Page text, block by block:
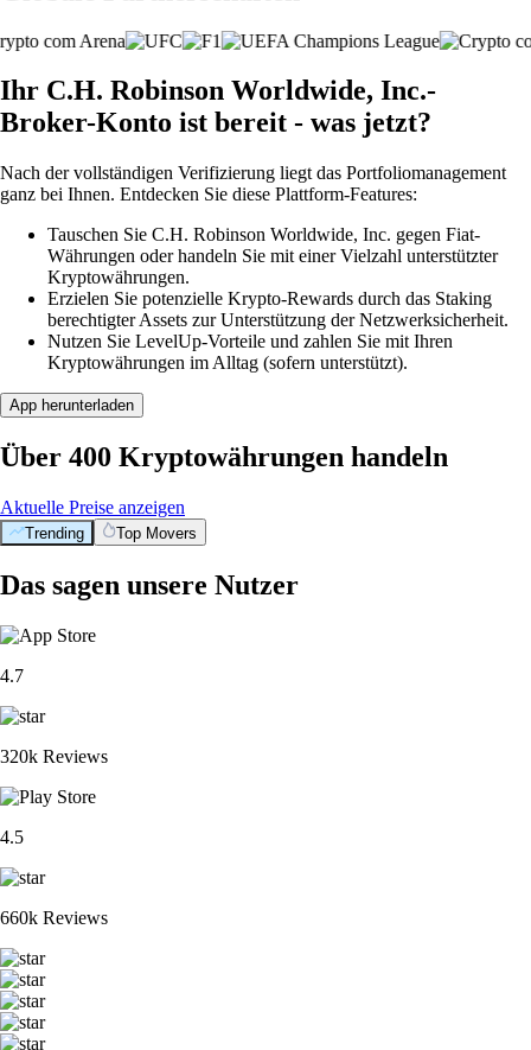
Ihr C.H. Robinson Worldwide, Inc.-
Broker-Konto ist bereit - was jetzt?
Nach der vollständigen Verifizierung liegt das Portfoliomanagement
ganz bei Ihnen. Entdecken Sie diese Plattform-Features:
Tauschen Sie C.H. Robinson Worldwide, Inc. gegen Fiat-
Währungen oder handeln Sie mit einer Vielzahl unterstützter
Kryptowährungen.
Erzielen Sie potenzielle Krypto-Rewards durch das Staking
berechtigter Assets zur Unterstützung der Netzwerksicherheit.
Nutzen Sie LevelUp-Vorteile und zahlen Sie mit Ihren
Kryptowährungen im Alltag (sofern unterstützt).
App herunterladen
Über 400 Kryptowährungen handeln
Aktuelle Preise anzeigen
Trending Top Movers
Das sagen unsere Nutzer
4.7
320k Reviews
4.5
660k Reviews